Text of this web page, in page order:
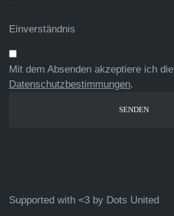
Einverständnis
Mit dem Absenden akzeptiere ich die
Datenschutzbestimmungen.
Supported with <3 by Dots United